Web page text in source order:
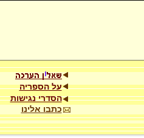
על הספריה
הסדרי נגישות
כתבו אלינו